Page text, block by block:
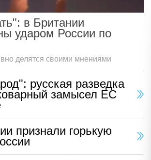
в Британии
ударом России по
делятся своими мнениями
русская разведка
замысел ЕС
признали горькую